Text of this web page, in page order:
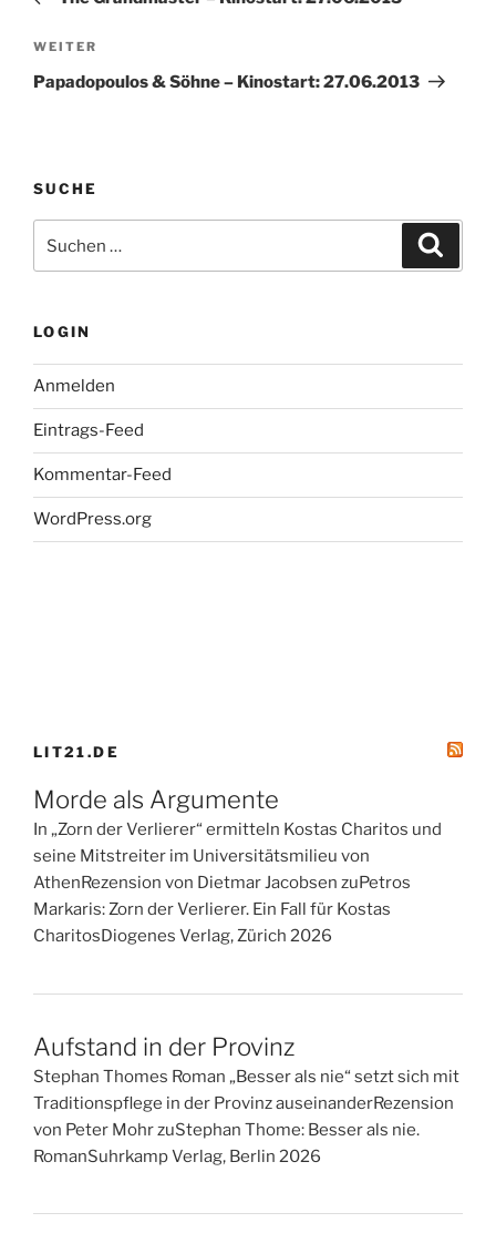
Nächster
Beitrag
WEITER
Papadopoulos & Söhne – Kinostart: 27.06.2013
SUCHE
nach:
LOGIN
Anmelden
Eintrags-Feed
Kommentar-Feed
WordPress.org
LIT21.DE
Morde als Argumente
In „Zorn der Verlierer“ ermitteln Kostas Charitos und
seine Mitstreiter im Universitätsmilieu von
AthenRezension von Dietmar Jacobsen zuPetros
Markaris: Zorn der Verlierer. Ein Fall für Kostas
CharitosDiogenes Verlag, Zürich 2026
Aufstand in der Provinz
Stephan Thomes Roman „Besser als nie“ setzt sich mit
Traditionspflege in der Provinz auseinanderRezension
von Peter Mohr zuStephan Thome: Besser als nie.
RomanSuhrkamp Verlag, Berlin 2026